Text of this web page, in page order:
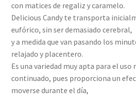
con matices de regaliz y caramelo.
Delicious Candy te transporta
eufórico, sin ser demasiado cerebral,
y a medida que van pasando los
relajado y placentero.
Es una variedad muy apta para el uso
continuado, pues proporciona un
moverse durante el día,